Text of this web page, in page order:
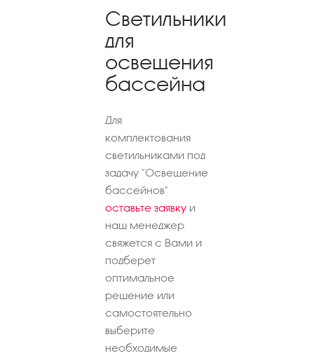
Светильники
для
освещения
бассейна
Для
комплектования
светильниками под
задачу "Освещение
бассейнов"
оставьте заявку и
наш менеджер
свяжется с Вами и
подберет
оптимальное
решение или
самостоятельно
выберите
необходимые